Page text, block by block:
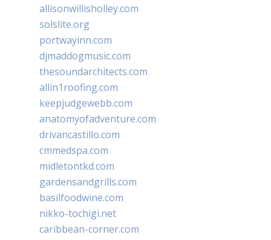
allisonwillisholley.com
solslite.org
portwayinn.com
djmaddogmusic.com
thesoundarchitects.com
allin1roofing.com
keepjudgewebb.com
anatomyofadventure.com
drivancastillo.com
cmmedspa.com
midletontkd.com
gardensandgrills.com
basilfoodwine.com
nikko-tochigi.net
caribbean-corner.com